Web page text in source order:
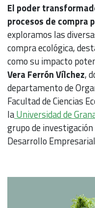
El poder
procesos de compra
exploramos las
compra ecológica,
como su impacto
Vera Ferrón Vílchez,
departamento de
Facultad de Ciencias
laUniversidad de
grupo de
Desarrollo